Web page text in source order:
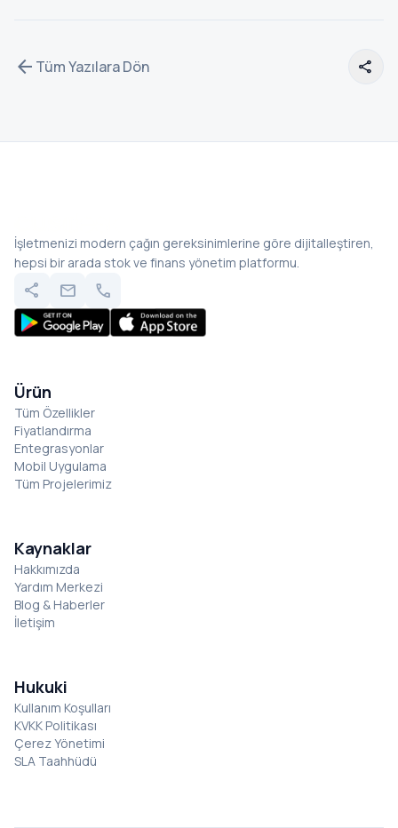
arrow_back Tüm Yazılara Dön share
İşletmenizi modern çağın gereksinimlerine göre dijitalleştiren,
hepsi bir arada stok ve finans yönetim platformu.
share mail call
Ürün
Tüm Özellikler
Fiyatlandırma
Entegrasyonlar
Mobil Uygulama
Tüm Projelerimiz
Kaynaklar
Hakkımızda
Yardım Merkezi
Blog & Haberler
İletişim
Hukuki
Kullanım Koşulları
KVKK Politikası
Çerez Yönetimi
SLA Taahhüdü